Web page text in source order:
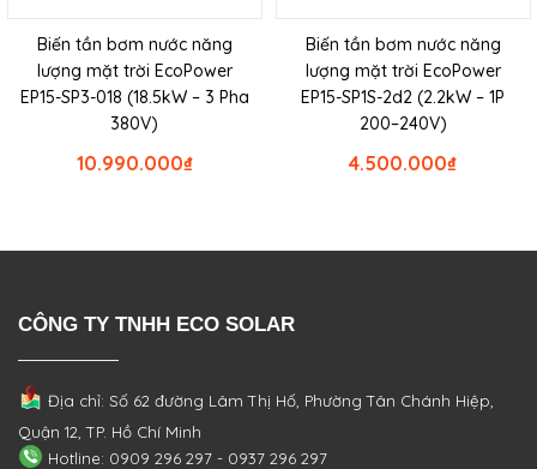
Biến tần bơm nước năng
lượng mặt trời EcoPower
EP15-SP3-018 (18.5kW – 3 Pha
380V)
₫
10.990.000
Biến tần bơm nước năng
lượng mặt trời EcoPower
EP15-SP1S-2d2 (2.2kW – 1P
200–240V)
₫
4.500.000
CÔNG TY TNHH ECO SOLAR
Địa chỉ: Số 62 đường Lâm Thị Hố, PhườngTân Chánh Hiệp,
Quận 12, TP. Hồ Chí Minh
Hotline: 0909 296 297 - 0937 296 297